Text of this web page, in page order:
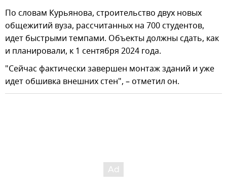
По словам Курьянова, строительство двух новых
общежитий вуза, рассчитанных на 700 студентов,
идет быстрыми темпами. Объекты должны сдать, как
и планировали, к 1 сентября 2024 года.
"Сейчас фактически завершен монтаж зданий и уже
идет обшивка внешних стен", – отметил он.